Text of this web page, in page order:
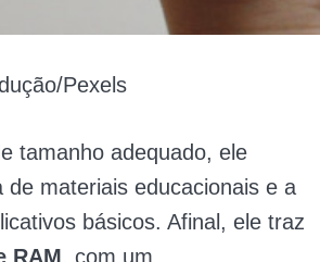
Pexels
tamanho adequado, ele
de materiais educacionais e a
básicos. Afinal, ele traz
RAM, com um